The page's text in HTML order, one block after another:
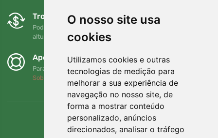
O nosso site usa
cookies
Utilizamos cookies e outras
tecnologias de medição para
melhorar a sua experiência de
navegação no nosso site, de
forma a mostrar conteúdo
personalizado, anúncios
direcionados, analisar o tráfego
Trocas e devoluções gratuitas
Pode devolver ou trocar a sua encomenda em qualquer
altura no prazo de 90 dias
Apoiamos a Trees.org
Para cada encomenda plantamos uma árvore! Leia mais
Sobre nós